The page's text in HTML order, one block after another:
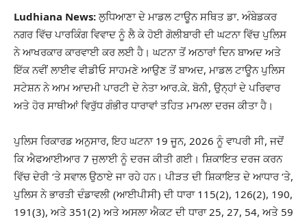
Ludhiana News: ਲੁਧਿਆਣਾ ਦੇ ਮਾਡਲ ਟਾਊਨ ਸਥਿਤ ਡਾ. ਅੰਬੇਡਕਰ
ਨਗਰ ਵਿੱਚ ਪਾਰਕਿੰਗ ਵਿਵਾਦ ਨੂੰ ਲੈ ਕੇ ਹੋਈ ਗੋਲੀਬਾਰੀ ਦੀ ਘਟਨਾ ਵਿੱਚ ਪੁਲਿਸ
ਨੇ ਆਖਰਕਾਰ ਕਾਰਵਾਈ ਕਰ ਲਈ ਹੈ। ਘਟਨਾ ਤੋਂ ਅਠਾਰਾਂ ਦਿਨ ਬਾਅਦ ਅਤੇ
ਇੱਕ ਨਵੀਂ ਲਾਈਵ ਵੀਡੀਓ ਸਾਹਮਣੇ ਆਉਣ ਤੋਂ ਬਾਅਦ, ਮਾਡਲ ਟਾਊਨ ਪੁਲਿਸ
ਸਟੇਸ਼ਨ ਨੇ ਆਮ ਆਦਮੀ ਪਾਰਟੀ ਦੇ ਨੇਤਾ ਆਰ.ਕੇ. ਬੋਨੀ, ਉਨ੍ਹਾਂ ਦੇ ਪਰਿਵਾਰ
ਅਤੇ ਹੋਰ ਸਾਥੀਆਂ ਵਿਰੁੱਧ ਗੰਭੀਰ ਧਾਰਾਵਾਂ ਤਹਿਤ ਮਾਮਲਾ ਦਰਜ ਕੀਤਾ ਹੈ।
ਪੁਲਿਸ ਰਿਕਾਰਡ ਅਨੁਸਾਰ, ਇਹ ਘਟਨਾ 19 ਜੂਨ, 2026 ਨੂੰ ਵਾਪਰੀ ਸੀ, ਜਦੋਂ
ਕਿ ਐਫਆਈਆਰ 7 ਜੁਲਾਈ ਨੂੰ ਦਰਜ ਕੀਤੀ ਗਈ। ਸ਼ਿਕਾਇਤ ਦਰਜ ਕਰਨ
ਵਿੱਚ ਦੇਰੀ ‘ਤੇ ਸਵਾਲ ਉਠਾਏ ਜਾ ਰਹੇ ਹਨ। ਪੀੜਤ ਦੀ ਸ਼ਿਕਾਇਤ ਦੇ ਆਧਾਰ ‘ਤੇ,
ਪੁਲਿਸ ਨੇ ਭਾਰਤੀ ਦੰਡਾਵਲੀ (ਆਈਪੀਸੀ) ਦੀ ਧਾਰਾ 115(2), 126(2), 190,
191(3), ਅਤੇ 351(2) ਅਤੇ ਅਸਲਾ ਐਕਟ ਦੀ ਧਾਰਾ 25, 27, 54, ਅਤੇ 59